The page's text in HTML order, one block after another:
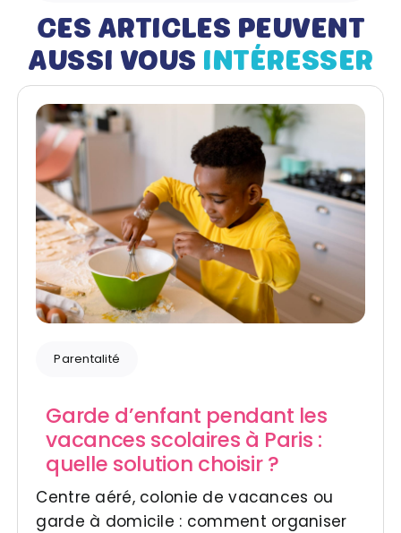
CES ARTICLES PEUVENT
AUSSI VOUS INTÉRESSER
Parentalité
Garde d’enfant pendant les
vacances scolaires à Paris :
quelle solution choisir ?
Centre aéré, colonie de vacances ou
garde à domicile : comment organiser